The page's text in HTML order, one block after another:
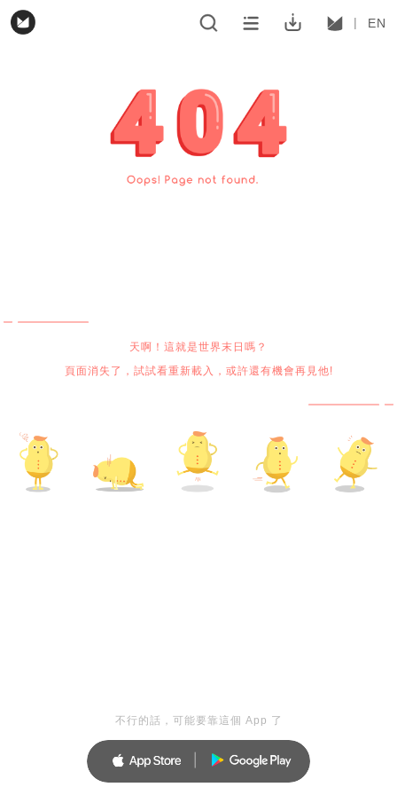
EN
天啊！這就是世界末日嗎？
頁面消失了，試試看重新載入，或許還有機會再見他!
不行的話，可能要靠這個 App 了